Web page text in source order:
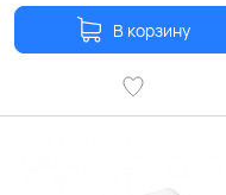
В корзину